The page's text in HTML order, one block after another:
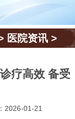
医院资讯 >
疗高效 备受
2026-01-21